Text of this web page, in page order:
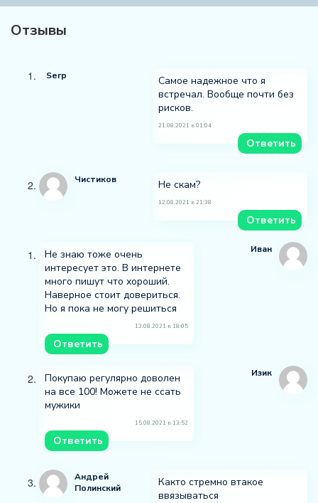
Отзывы
Serp
Самое надежное что я
встречал. Вообще почти без
рисков.
21.08.2021 в 01:04
Ответить
Чистиков Не скам?
12.08.2021 в 21:38
Ответить
Иван
Не знаю тоже очень
интересует это. В интернете
много пишут что хороший.
Наверное стоит довериться.
Но я пока не могу решиться
13.08.2021 в 18:05
Ответить
Изик
Покупаю регулярно доволен
на все 100! Можете не ссать
мужики
15.08.2021 в 13:52
Ответить
Андрей
Полинский
Както стремно втакое
ввязываться